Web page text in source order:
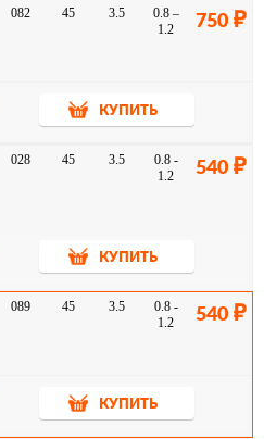
082 45 3.5
0.8 –
1.2
750
КУПИТЬ
028 45 3.5
0.8 -
1.2
540
КУПИТЬ
089 45 3.5
0.8 -
1.2
540
КУПИТЬ